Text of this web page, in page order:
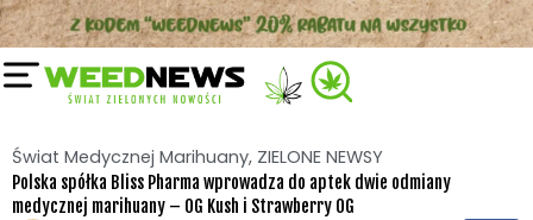
Przejdź
do
treści
Świat Medycznej Marihuany, ZIELONE NEWSY
Polska spółka Bliss Pharma wprowadza do aptek dwie odmiany
medycznej marihuany – OG Kush i Strawberry OG